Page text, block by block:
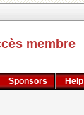
membre
_Sponsors _Help